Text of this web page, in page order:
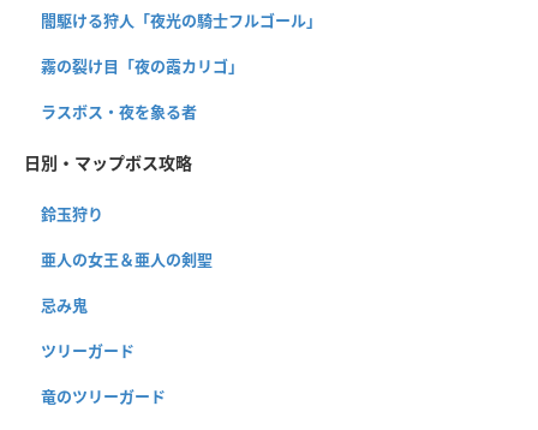
闇駆ける狩人「夜光の騎士フルゴール」
霧の裂け目「夜の霞カリゴ」
ラスボス・夜を象る者
日別・マップボス攻略
鈴玉狩り
亜人の女王＆亜人の剣聖
忌み鬼
ツリーガード
竜のツリーガード